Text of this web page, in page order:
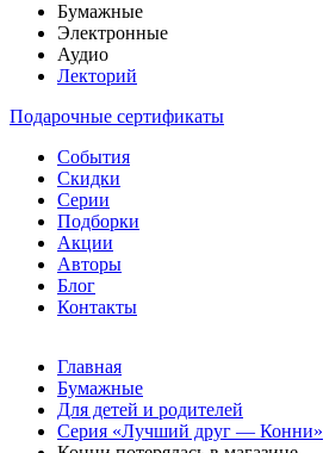
Бумажные
Электронные
Аудио
Лекторий
Подарочные сертификаты
События
Скидки
Серии
Подборки
Акции
Авторы
Блог
Контакты
Главная
Бумажные
Для детей и родителей
Серия «Лучший друг — Конни»